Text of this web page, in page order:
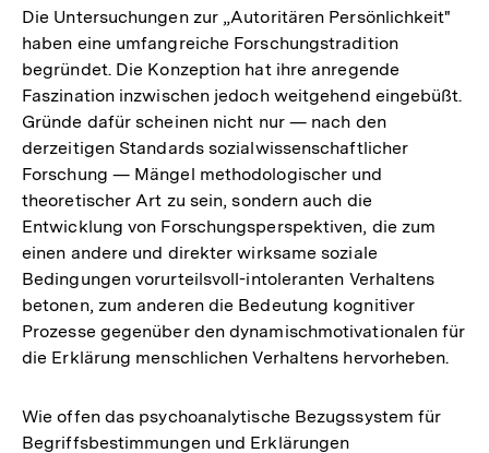
der
Fußnote
Die Untersuchungen zur „Autoritären Persönlichkeit"
haben eine umfangreiche Forschungstradition
begründet. Die Konzeption hat ihre anregende
Faszination inzwischen jedoch weitgehend eingebüßt.
Gründe dafür scheinen nicht nur — nach den
derzeitigen Standards sozialwissenschaftlicher
Forschung — Mängel methodologischer und
theoretischer Art zu sein, sondern auch die
Entwicklung von Forschungsperspektiven, die zum
einen andere und direkter wirksame soziale
Bedingungen vorurteilsvoll-intoleranten Verhaltens
betonen, zum anderen die Bedeutung kognitiver
Prozesse gegenüber den dynamischmotivationalen für
die Erklärung menschlichen Verhaltens hervorheben.
Wie offen das psychoanalytische Bezugssystem für
Begriffsbestimmungen und Erklärungen